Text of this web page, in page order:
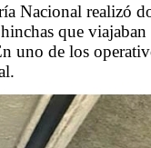
Nacional realizó
que
uno de los